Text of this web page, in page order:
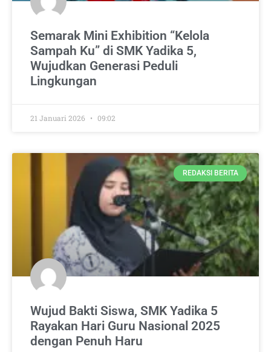
Semarak Mini Exhibition “Kelola
Sampah Ku” di SMK Yadika 5,
Wujudkan Generasi Peduli
Lingkungan
21 Januari 2026 09:02
REDAKSI BERITA
Wujud Bakti Siswa, SMK Yadika 5
Rayakan Hari Guru Nasional 2025
dengan Penuh Haru